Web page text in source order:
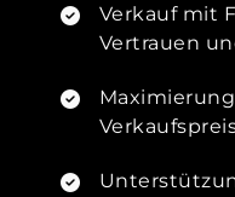
Verkauf mit
Vertrauen